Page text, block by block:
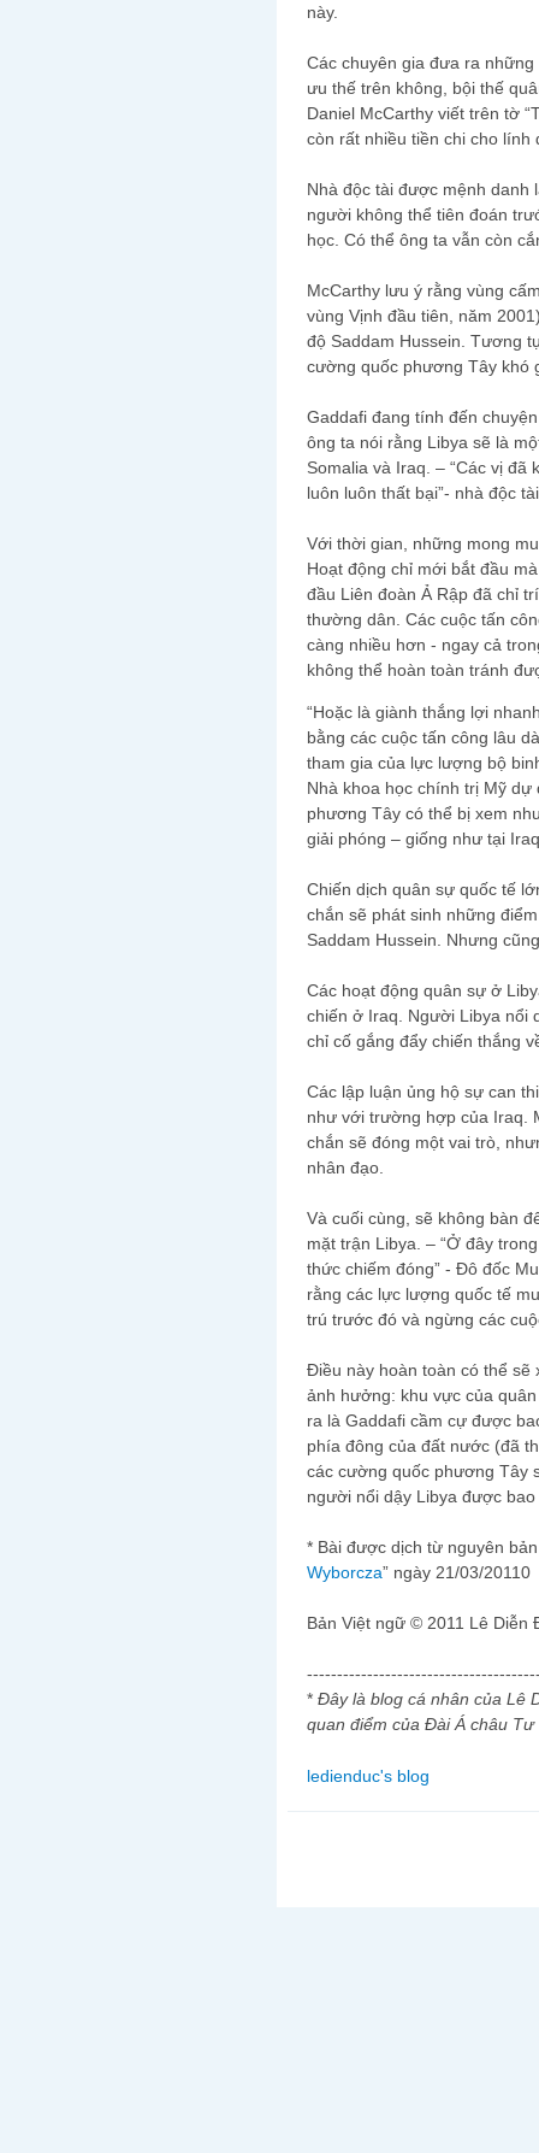
này.
Các chuyên gia đưa ra
ưu thế trên không, bội thế
Daniel McCarthy viết trên tờ
còn rất nhiều tiền chi cho lính
Nhà độc tài được mệnh danh
người không thể tiên đoán
học. Có thể ông ta vẫn còn
McCarthy lưu ý rằng vùng
vùng Vịnh đầu tiên, năm
độ Saddam Hussein. Tương
cường quốc phương Tây khó
Gaddafi đang tính đến
ông ta nói rằng Libya sẽ là
Somalia và Iraq. – “Các vị
luôn luôn thất bại”- nhà độc
Với thời gian, những mong
Hoạt động chỉ mới bắt đầu
đầu Liên đoàn Ả Rập đã chỉ
thường dân. Các cuộc tấn
càng nhiều hơn - ngay cả
không thể hoàn toàn tránh
“Hoặc là giành thắng lợi
bằng các cuộc tấn công lâu
tham gia của lực lượng bộ
Nhà khoa học chính trị Mỹ
phương Tây có thể bị xem
giải phóng – giống như tại
Chiến dịch quân sự quốc tế
chắn sẽ phát sinh những
Saddam Hussein. Nhưng
Các hoạt động quân sự ở
chiến ở Iraq. Người Libya nổi
chỉ cố gắng đẩy chiến thắng
Các lập luận ủng hộ sự can
như với trường hợp của Iraq.
chắn sẽ đóng một vai trò,
nhân đạo.
Và cuối cùng, sẽ không bàn
mặt trận Libya. – “Ở đây
thức chiếm đóng” - Đô đốc
rằng các lực lượng quốc tế
trú trước đó và ngừng các
Điều này hoàn toàn có thể sẽ
ảnh hưởng: khu vực của
ra là Gaddafi cầm cự được
phía đông của đất nước (đã
các cường quốc phương Tây
người nổi dậy Libya được bao
* Bài được dịch từ nguyên
Wyborcza” ngày 21/03/20110
Bản Việt ngữ © 2011 Lê Diễn
* Đây là blog cá nhân của Lê
quan điểm của Đài Á châu Tư
ledienduc's blog